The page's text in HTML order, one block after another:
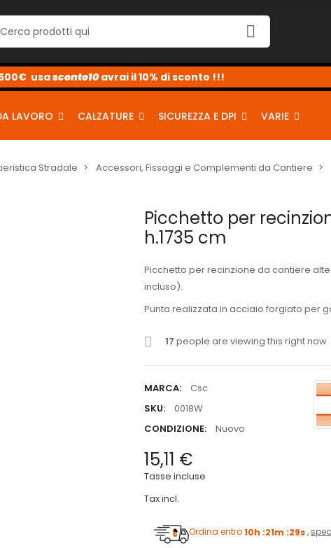
sconto2
sconto5
sconto10
LAVORO CALZATURE SICUREZZA E DPI VARIE
Stradale
Accessori, Fissaggi e Complementi da Cantiere
Picchetto per
h.1735 cm
Picchetto per recinzione da cantiere
incluso).
Punta realizzata in acciaio forgiato per
17 people are viewing this right now
MARCA:
Csc
SKU:
0018W
CONDIZIONE:
Nuovo
15,11 €
Tasse incluse
Tax incl.
Ordina entro10h :21m :28s,